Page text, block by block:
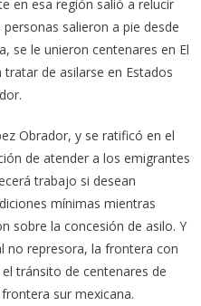
en esa región salió a relucir
salieron a pie desde
se le unieron centenares en El
de asilarse en Estados
Obrador, y se ratificó en el
de atender a los emigrantes
trabajo si desean
mínimas mientras
sobre la concesión de asilo. Y
no represora, la frontera con
tránsito de centenares de
sur mexicana.